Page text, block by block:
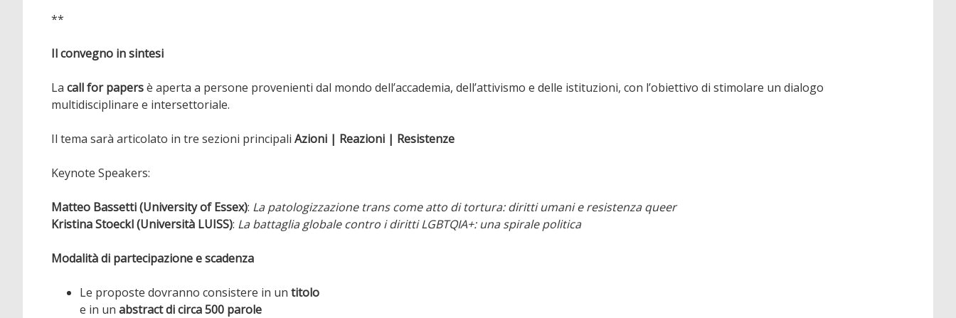
**
Il convegno in sintesi
La call for papersè aperta a persone provenienti dal mondo dell’accademia, dell’attivismo e delle istituzioni, con l’obiettivo di stimolare un dialogo
multidisciplinare e intersettoriale.
Il tema sarà articolato in tre sezioni principali Azioni | Reazioni | Resistenze
Keynote Speakers:
Matteo Bassetti (University of Essex): La patologizzazione trans come atto di tortura: diritti umani e resistenza queer
Kristina Stoeckl (Università LUISS): La battaglia globale contro i diritti LGBTQIA+: una spirale politica
Modalità di partecipazione e scadenza
Le proposte dovranno consistere in un titolo
e in un abstract di circa 500 parole